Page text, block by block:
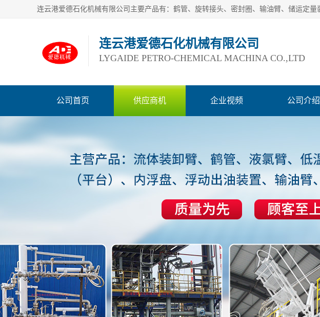
连云港爱德石化机械有限公司
LYGAIDE PETRO-CHEMICAL MACHINA CO.,LTD
公司首页 供应商机 企业视频 公司介绍